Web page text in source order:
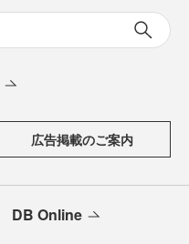
広告掲載のご案内
DB Online